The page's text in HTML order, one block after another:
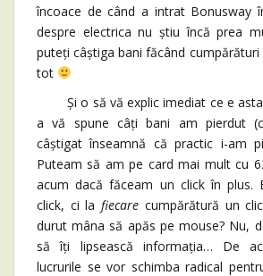
încoace de când a intrat Bonusway
despre electrica nu știu încă prea
puteți câștiga bani făcând
tot
Și o să vă explic imediat ce e asta
a vă spune câți bani am pierdut
câștigat înseamnă că practic i-am
Puteam să am pe card mai mult cu
acum dacă făceam un click în plus.
click, ci lafiecare cumpărătură un
durut mâna să apăs pe mouse? Nu,
să îți lipsească informația… De
lucrurile se vor schimba radical